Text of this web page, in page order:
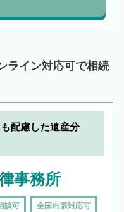
ライン対応可で相続
配慮した遺産分
事務所
談可 全国出張対応可